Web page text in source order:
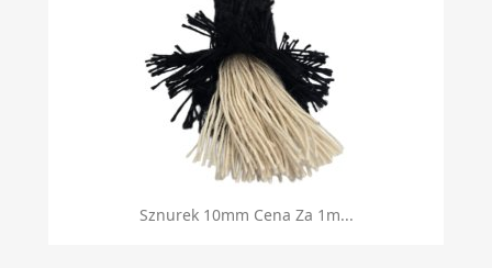
Sznurek 10mm Cena Za 1m...